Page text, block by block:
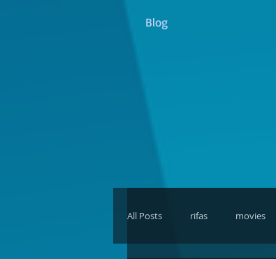
Blog
All Posts rifas movies